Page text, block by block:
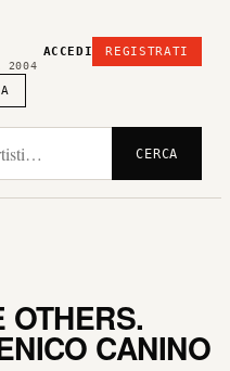
2004
ACCEDI REGISTRATI
CERCA
OTHERS.
CANINO